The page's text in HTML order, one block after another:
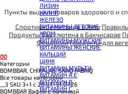
КРЕАТИН
ПОЛЕЗНЫЕ ЖИРЫ
ПРОТЕИН
ПРОТЕИНОВОЕ ПЕЧЕНЬЕ
ПРОТЕИНОВЫЕ БАТОНЧИКИ
ПРОТЕИНОВЫЕ КАШИ
ТЕСТОБУСТЕРЫ
ЦИТРУЛЛИН МАЛАТ
ПРЕДТРЕНИРОВОЧНЫЕ
ЭНЕРГЕТИКИ И
ЛИЗИН
КАЛИЙ
ЖЕЛЕЗО
ВИТАМИНЫ ДЕТСКИЕ
ХРОМ
ВИТАМИНЫ МУЖСКИЕ
ВИТАМИНЫ ЖЕНСКИЕ
КАЛЬЦИЙ
ЦИНК
ВИТАМИН МУЛЬТИ
ВИТАМИН A E
ВИТАМИН B
ВИТАМИН C
Пункты выдачи товаров здорового и
Спортивное питание в Ялте
Продукты без глютена в Бахчисарае
ФеодосииПродукты для
00
Категории
BOMBBAR, CHIKALAB, SNAQ FABRIQ
Все товары категории
__3 SKU 3+1 с 20.07.-31.07.26
BOMBBAR Вафли с начинкой